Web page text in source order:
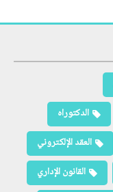
الدكتوراه
العقد الإلكتروني
القانون الإداري